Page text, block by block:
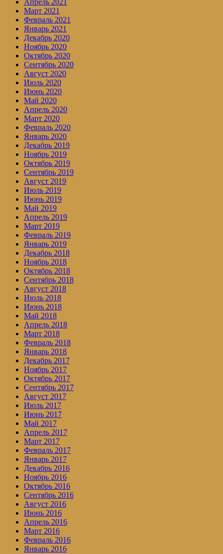
Апрель 2021
Март 2021
Февраль 2021
Январь 2021
Декабрь 2020
Ноябрь 2020
Октябрь 2020
Сентябрь 2020
Август 2020
Июль 2020
Июнь 2020
Май 2020
Апрель 2020
Март 2020
Февраль 2020
Январь 2020
Декабрь 2019
Ноябрь 2019
Октябрь 2019
Сентябрь 2019
Август 2019
Июль 2019
Июнь 2019
Май 2019
Апрель 2019
Март 2019
Февраль 2019
Январь 2019
Декабрь 2018
Ноябрь 2018
Октябрь 2018
Сентябрь 2018
Август 2018
Июль 2018
Июнь 2018
Май 2018
Апрель 2018
Март 2018
Февраль 2018
Январь 2018
Декабрь 2017
Ноябрь 2017
Октябрь 2017
Сентябрь 2017
Август 2017
Июль 2017
Июнь 2017
Май 2017
Апрель 2017
Март 2017
Февраль 2017
Январь 2017
Декабрь 2016
Ноябрь 2016
Октябрь 2016
Сентябрь 2016
Август 2016
Июнь 2016
Апрель 2016
Март 2016
Февраль 2016
Январь 2016